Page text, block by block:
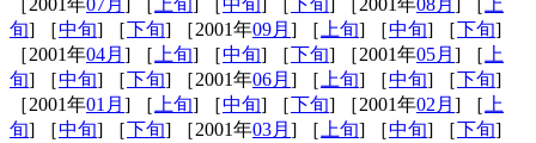
［2001年07月 ] ［上旬] ［中旬] ［ 下旬] ［2001年08月 ] ［上
旬] ［中旬] ［ 下旬] ［2001年09月 ] ［上旬] ［中旬] ［ 下旬]
［2001年04月 ] ［上旬] ［中旬] ［ 下旬] ［2001年05月 ] ［上
旬] ［中旬] ［ 下旬] ［2001年06月 ] ［上旬] ［中旬] ［ 下旬]
［2001年01月 ] ［上旬] ［中旬] ［ 下旬] ［2001年02月 ] ［上
旬] ［中旬] ［ 下旬] ［2001年03月 ] ［上旬] ［中旬] ［ 下旬]